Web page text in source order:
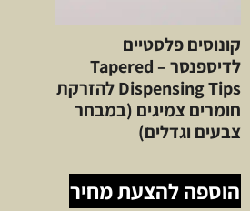
קונוסים פלסטיים
לדיספנסר – Tapered
Dispensing Tips להזרקת
חומרים צמיגים (במבחר
צבעים וגדלים)
הוספה להצעת מחיר